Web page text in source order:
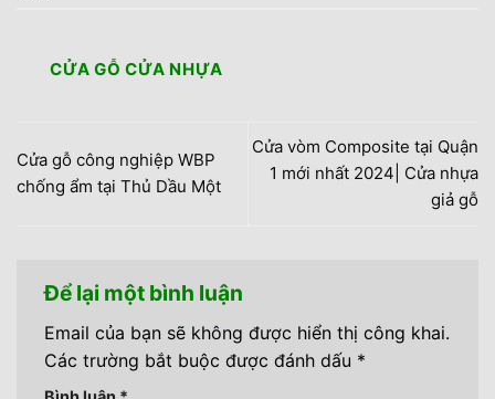
CỬA GỖ CỬA NHỰA
Cửa gỗ công nghiệp WBP
chống ẩm tại Thủ Dầu Một
Cửa vòm Composite tại Quận
1 mới nhất 2024| Cửa nhựa
giả gỗ
Để lại một bình luận
Email của bạn sẽ không được hiển thị công khai.
Các trường bắt buộc được đánh dấu *